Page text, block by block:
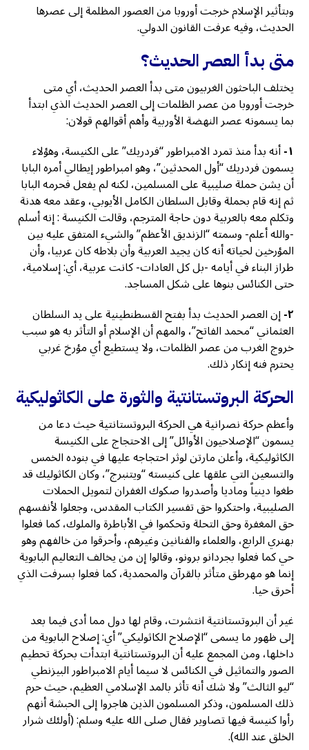
وبتأثير الإسلام خرجت أوروبا من العصور المظلمة إلى عصرها
الحديث، وفيه عرفت القانون الدولي.
متى بدأ العصر الحديث؟
يختلف الباحثون الغربيون متى بدأ العصر الحديث، أي متى
خرجت أوروبا من عصر الظلمات إلى العصر الحديث الذي ابتدأ
بما يسمونه عصر النهضة الأوربية وأهم أقوالهم قولان:
١- أنه بدأ منذ تمرد الامبراطور “فردريك” على الكنيسة، وهؤلاء
يسمون فردريك “أول المحدثين”، وهو امبراطور إيطالي أمره البابا
أن يشن حملة صليبية على المسلمين، لكنه لم يفعل فحرمه البابا
ثم إنه قام بحملة وقابل السلطان الكامل الأيوبي، وعقد معه هدنة
وتكلم معه بالعربية دون حاجة المترجم، وقالت الكنيسة : إنه أسلم
-والله أعلم- وسمته “الزنديق الأعظم” والشيء المتفق عليه بين
المؤرخين لحياته أنه كان يجيد العربية وأن بلاطه كان عربيا، وأن
طراز البناء في أيامه -بل كل العادات- كانت عربية، أي: إسلامية،
حتى الكنائس بنوها على شكل المساجد.
٢- إن العصر الحديث بدأ بفتح القسطنطينية على يد السلطان
العثماني “محمد الفاتح”، والمهم أن الإسلام أو التأثر به هو سبب
خروج الغرب من عصر الظلمات، ولا يستطيع أي مؤرخ غربي
يحترم فنه إنكار ذلك.
الحركة البروتستانتية والثورة على الكاثوليكية
وأعظم حركة نصرانية هي الحركة البروتستانتية حيث دعا من
يسمون “الإصلاحيون الأوائل” إلى الاحتجاج على الكنيسة
الكاثوليكية، وأعلن مارتن لوثر احتجاجه عليها في بنوده الخمس
والتسعين التي علقها على كنيسته “ويتنبرج”، وكان الكاثوليك قد
طغوا دينياً وماديا وأصدروا صكوك الغفران لتمويل الحملات
الصليبية، واحتكروا حق تفسير الكتاب المقدس، وجعلوا لأنفسهم
حق المغفرة وحق التحلة وتحكموا في الأباطرة والملوك، كما فعلوا
بهنري الرابع، والعلماء والفنانين وغيرهم، وأحرقوا من خالفهم وهو
حي كما فعلوا بجردانو برونو، وقالوا إن من يخالف التعاليم البابوية
إنما هو مهرطق متأثر بالقرآن والمحمدية، كما فعلوا بسرفت الذي
أحرق حيا.
غير أن البروتستانتية انتشرت، وقام لها دول مما أدى فيما بعد
إلى ظهور ما يسمى “الإصلاح الكاثوليكي” أي: إصلاح البابوية من
داخلها، ومن المجمع عليه أن البروتستانتية ابتدأت بحركة تحطيم
الصور والتماثيل في الكنائس لا سيما أيام الامبراطور البيزنطي
“ليو الثالث” ولا شك أنه تأثر بالمد الإسلامي العظيم، حيث حرم
ذلك المسلمون، وذكر المسلمون الذين هاجروا إلى الحبشة أنهم
رأوا كنيسة فيها تصاوير فقال صلى الله عليه وسلم: (أولئك شرار
الخلق عند الله).